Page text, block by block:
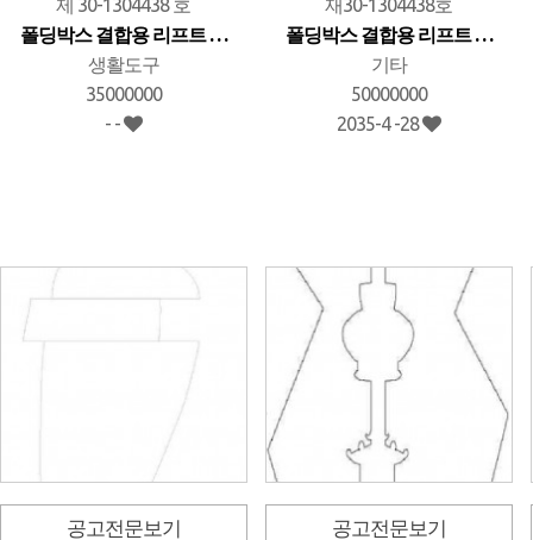
제 30-1304438 호
폴딩박스 결합용 리프트 …
생활도구
35000000
- -
재30-1304438호
폴딩박스 결합용 리프트 …
기타
50000000
2035-4 -28
공고전문보기 공고전문보기